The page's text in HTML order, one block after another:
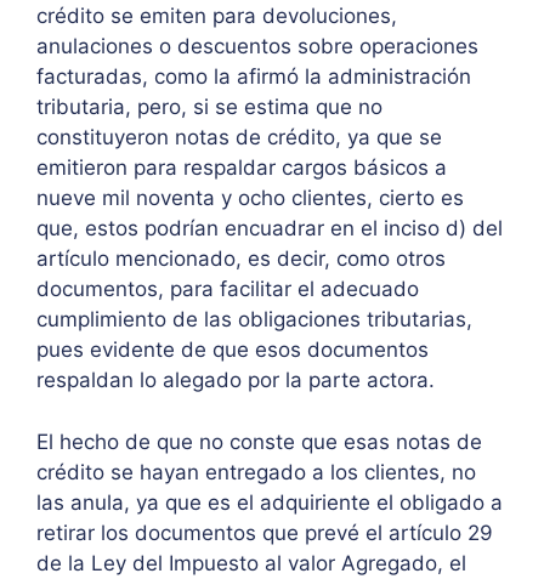
crédito se emiten para devoluciones,
anulaciones o descuentos sobre operaciones
facturadas, como la afirmó la administración
tributaria, pero, si se estima que no
constituyeron notas de crédito, ya que se
emitieron para respaldar cargos básicos a
nueve mil noventa y ocho clientes, cierto es
que, estos podrían encuadrar en el inciso d) del
artículo mencionado, es decir, como otros
documentos, para facilitar el adecuado
cumplimiento de las obligaciones tributarias,
pues evidente de que esos documentos
respaldan lo alegado por la parte actora.
El hecho de que no conste que esas notas de
crédito se hayan entregado a los clientes, no
las anula, ya que es el adquiriente el obligado a
retirar los documentos que prevé el artículo 29
de la Ley del Impuesto al valor Agregado, el